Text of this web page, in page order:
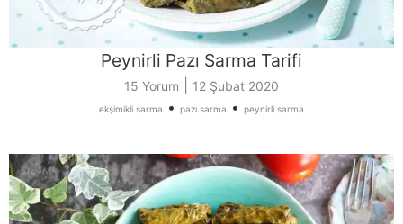
Peynirli Pazı Sarma Tarifi
15 Yorum 12 Şubat 2020
ekşimikli sarma • pazı sarma • peynirli sarma